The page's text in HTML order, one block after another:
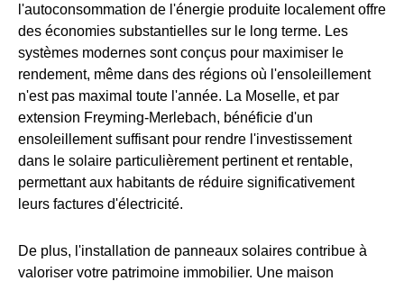
l'autoconsommation de l'énergie produite localement offre
des économies substantielles sur le long terme. Les
systèmes modernes sont conçus pour maximiser le
rendement, même dans des régions où l'ensoleillement
n'est pas maximal toute l'année. La Moselle, et par
extension Freyming-Merlebach, bénéficie d'un
ensoleillement suffisant pour rendre l'investissement
dans le solaire particulièrement pertinent et rentable,
permettant aux habitants de réduire significativement
leurs factures d'électricité.
De plus, l'installation de panneaux solaires contribue à
valoriser votre patrimoine immobilier. Une maison